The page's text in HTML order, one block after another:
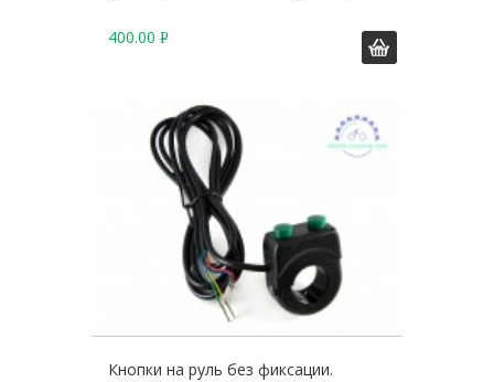
400.00 Р
Кнопки на руль без фиксации.